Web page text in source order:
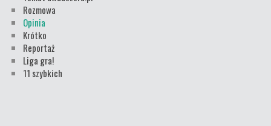
Rozmowa
Opinia
Krótko
Reportaż
Liga gra!
11 szybkich